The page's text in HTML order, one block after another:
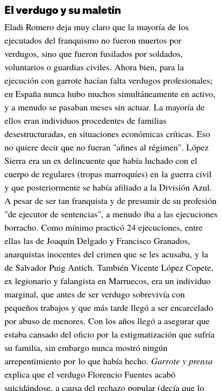
El verdugo y su maletín
Eladi Romero deja muy claro que la mayoría de los
ejecutados del franquismo no fueron muertos por
verdugos, sino que fueron fusilados por soldados,
voluntarios o guardias civiles. Ahora bien, para la
ejecución con garrote hacían falta verdugos profesionales;
en España nunca hubo muchos simultáneamente en activo,
y a menudo se pasaban meses sin actuar. La mayoría de
ellos eran individuos procedentes de familias
desestructuradas, en situaciones económicas críticas. Eso
no quiere decir que no fueran "afines al régimen". López
Sierra era un ex delincuente que había luchado con el
cuerpo de regulares (tropas marroquíes) en la guerra civil
y que posteriormente se había afiliado a la División Azul.
A pesar de ser tan franquista y de presumir de su profesión
"de ejecutor de sentencias", a menudo iba a las ejecuciones
borracho. Como mínimo practicó 24 ejecuciones, entre
ellas las de Joaquín Delgado y Francisco Granados,
anarquistas inocentes del crimen que se les acusaba, y la
de Salvador Puig Antich. También Vicente López Copete,
ex legionario y falangista en Marruecos, era un individuo
marginal, que antes de ser verdugo sobrevivía con
pequeños trabajos y que más tarde llegó a ser encarcelado
por abuso de menores. Con los años llegó a asegurar que
estaba cansado del oficio por la estigmatización que sufría
su familia, sin embargo nunca mostró ningún
arrepentimiento por lo que había hecho. Garrote y prensa
explica que el verdugo Florencio Fuentes acabó
suicidándose, a causa del rechazo popular (decía que lo